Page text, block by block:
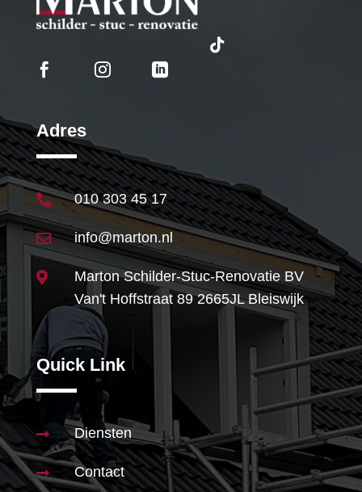
  

Adres
 010 303 45 17
 info@marton.nl

Marton Schilder-Stuc-Renovatie BV
Van't Hoffstraat 89 2665JL Bleiswijk
Quick Link
 Diensten
 Contact